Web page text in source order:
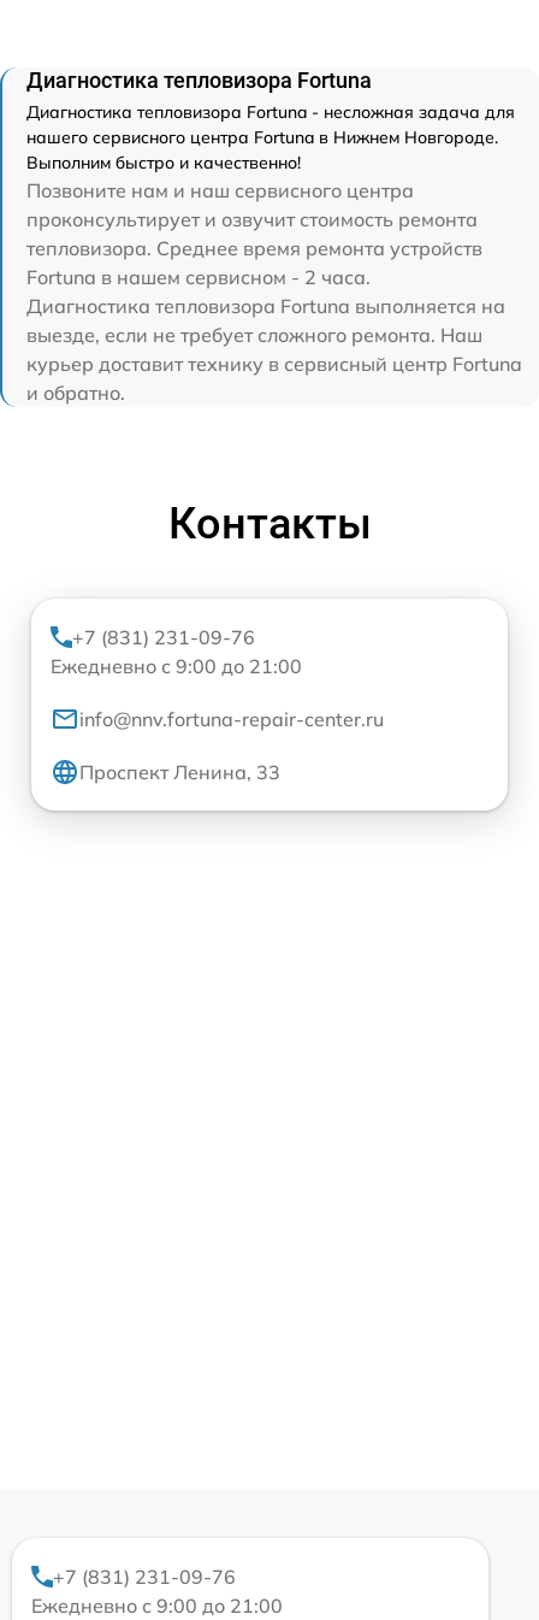
Диагностика тепловизора Fortuna
Диагностика тепловизора Fortuna - несложная задача для
нашего сервисного центра Fortuna в Нижнем Новгороде.
Выполним быстро и качественно!
Позвоните нам и наш сервисного центра
проконсультирует и озвучит стоимость ремонта
тепловизора. Среднее время ремонта устройств
Fortuna в нашем сервисном - 2 часа.
Диагностика тепловизора Fortuna выполняется на
выезде, если не требует сложного ремонта. Наш
курьер доставит технику в сервисный центр Fortuna
и обратно.
Контакты
+7 (831) 231-09-76
Ежедневно с 9:00 до 21:00
info@nnv.fortuna-repair-center.ru
Проспект Ленина, 33
+7 (831) 231-09-76
Ежедневно с 9:00 до 21:00